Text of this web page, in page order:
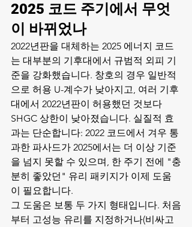
2025 코드 주기에서 무엇
이 바뀌었나
2022년판을 대체하는 2025 에너지 코드
는 대부분의 기후대에서 규범적 외피 기
준을 강화했습니다. 창호의 경우 일반적
으로 허용 U-계수가 낮아지고, 여러 기후
대에서 2022년판이 허용했던 것보다
SHGC 상한이 낮아졌습니다. 실질적 효
과는 단순합니다: 2022 코드에서 겨우 통
과한 파사드가 2025에서는 더 이상 기준
을 넘지 못할 수 있으며, 한 주기 전에 "충
분히 좋았던" 유리 패키지가 이제 도움
이 필요합니다.
그 도움은 보통 두 가지 형태입니다. 처음
부터 고성능 유리를 지정하거나(비싸고